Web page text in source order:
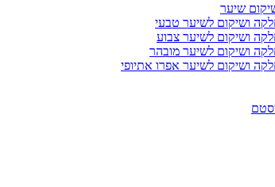
שיער
ושיקום לשיער טבעי
ושיקום לשיער צבוע
ושיקום לשיער מובהר
ושיקום לשיער אפרו אתיופי